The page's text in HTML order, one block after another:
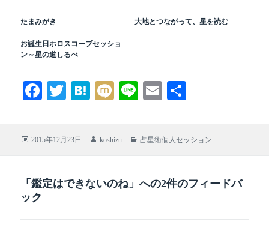
たまみがき 大地とつながって、星を読む
お誕生日ホロスコープセッショ
ン～星の道しるべ
Fa
ok
T
r
H
a
M
Li
E
投
2015年12月23日
作
koshizu
カ
ー
占星術個人セッション
「鑑定はできないのね」への2件のフィードバ
ック